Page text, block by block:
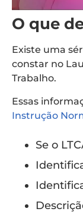
O que
Existe uma
constar no
Trabalho.
Essas
Instrução
Se o